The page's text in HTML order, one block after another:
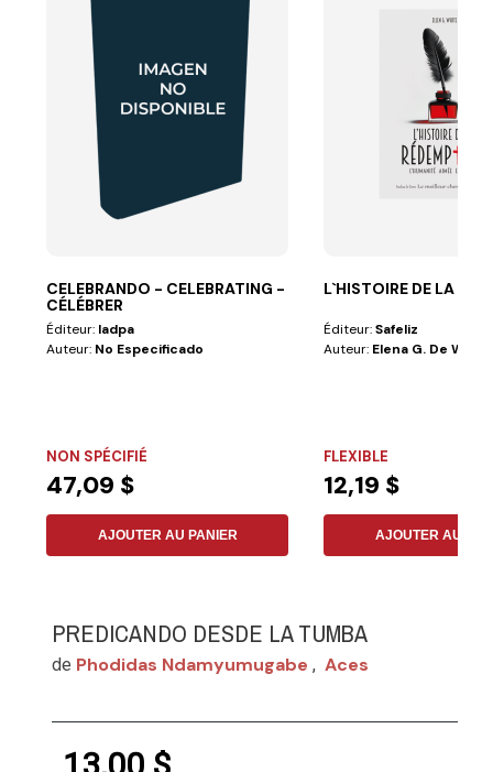
CELEBRANDO - CELEBRATING -
CÉLÉBRER
Éditeur: Iadpa
Auteur: No Especificado
NON SPÉCIFIÉ
47,09 $
AJOUTER AU PANIER
L`HISTOIRE DE LA
Éditeur:Safeliz
Auteur: Elena G. De White
FLEXIBLE
12,19 $
AJOUTER AU
PREDICANDO DESDE LA TUMBA
de Phodidas Ndamyumugabe , Aces